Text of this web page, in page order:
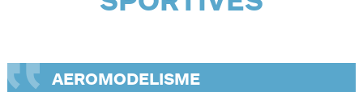
AEROMODELISME